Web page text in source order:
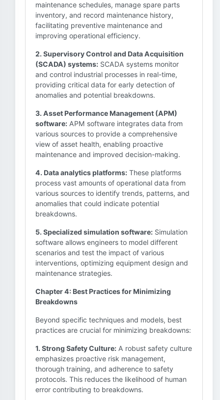
maintenance schedules, manage spare parts
inventory, and record maintenance history,
facilitating preventive maintenance and
improving operational efficiency.
2. Supervisory Control and Data Acquisition
(SCADA) systems: SCADA systems monitor
and control industrial processes in real-time,
providing critical data for early detection of
anomalies and potential breakdowns.
3. Asset Performance Management (APM)
software: APM software integrates data from
various sources to provide a comprehensive
view of asset health, enabling proactive
maintenance and improved decision-making.
4. Data analytics platforms: These platforms
process vast amounts of operational data from
various sources to identify trends, patterns, and
anomalies that could indicate potential
breakdowns.
5. Specialized simulation software: Simulation
software allows engineers to model different
scenarios and test the impact of various
interventions, optimizing equipment design and
maintenance strategies.
Chapter 4: Best Practices for Minimizing
Breakdowns
Beyond specific techniques and models, best
practices are crucial for minimizing breakdowns:
1. Strong Safety Culture: A robust safety culture
emphasizes proactive risk management,
thorough training, and adherence to safety
protocols. This reduces the likelihood of human
error contributing to breakdowns.